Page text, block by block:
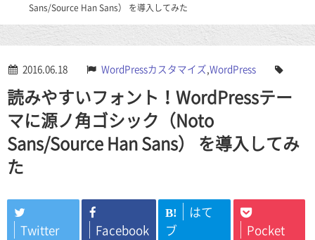
Sans/Source Han Sans） を導入してみた
2016.06.18 WordPressカスタマイズ,WordPress
読みやすいフォント！WordPressテー
マに源ノ角ゴシック（Noto
Sans/Source Han Sans） を導入してみ
た
Twitter Facebook
B!
はて
ブ
Pocket